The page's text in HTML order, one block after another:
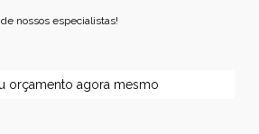
nossos especialistas!
orçamento agora mesmo